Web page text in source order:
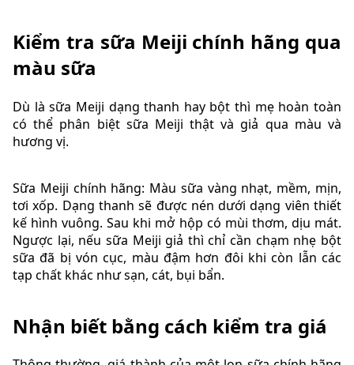
Kiểm tra sữa Meiji chính hãng qua
màu sữa
Dù là sữa Meiji dạng thanh hay bột thì mẹ hoàn toàn
có thể phân biệt sữa Meiji thật và giả qua màu và
hương vị.
Sữa Meiji chính hãng: Màu sữa vàng nhạt, mềm, mịn,
tơi xốp. Dạng thanh sẽ được nén dưới dạng viên thiết
kế hình vuông. Sau khi mở hộp có mùi thơm, dịu mát.
Ngược lại, nếu sữa Meiji giả thì chỉ cần chạm nhẹ bột
sữa đã bị vón cục, màu đậm hơn đôi khi còn lẫn các
tạp chất khác như sạn, cát, bụi bẩn.
Nhận biết bằng cách kiểm tra giá